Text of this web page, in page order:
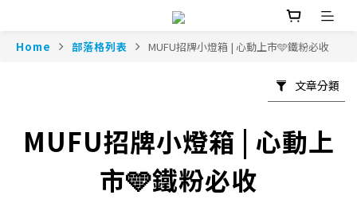
Home 部落格列表 MUFU招牌小燈箱 | 心動上市🩵鐵粉必收
文章分類
MUFU招牌小燈箱 | 心動上
市🩵鐵粉必收